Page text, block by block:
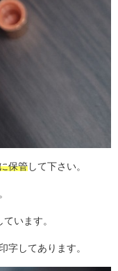
保管 して下さい。
います。
字してあります。